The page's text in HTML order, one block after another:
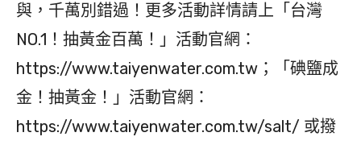
與，千萬別錯過！更多活動詳情請上「台灣
NO.1！抽黃金百萬！」活動官網：
https://www.taiyenwater.com.tw；「碘鹽成
金！抽黃金！」活動官網：
https://www.taiyenwater.com.tw/salt/ 或撥